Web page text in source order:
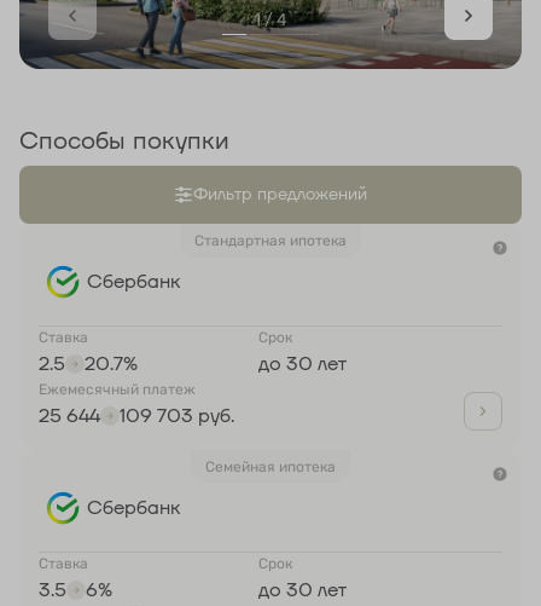
1 / 4
Способы покупки
Фильтр предложений
Стандартная ипотека
Сбербанк
Ставка
2.5 20.7%
Срок
до 30 лет
Ежемесячный платеж
25 644 109 703 руб.
Семейная ипотека
Сбербанк
Ставка
3.5 6%
Срок
до 30 лет